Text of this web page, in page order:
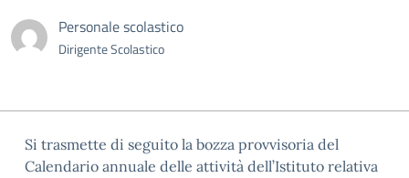
Personale scolastico
Dirigente Scolastico
Si trasmette di seguito la bozza provvisoria del
Calendario annuale delle attività dell’Istituto relativa